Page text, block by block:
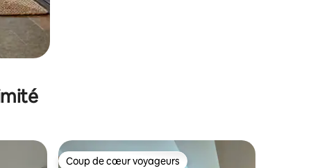
Coup de cœur voyageurs